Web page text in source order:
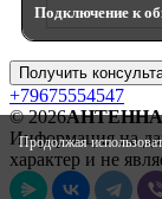
Продолжая
Подключение к
Получить
+79675554547
© 2026АНТЕННА
Информация на
характер и не